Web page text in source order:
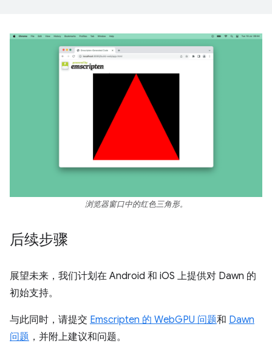
浏览器窗口中的红色三角形。
后续步骤
展望未来，我们计划在 Android 和 iOS 上提供对 Dawn 的
初始支持。
与此同时，请提交 Emscripten 的 WebGPU 问题和 Dawn
问题 ，并附上建议和问题。